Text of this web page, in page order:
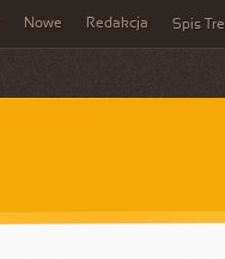
Nowe Redakcja Spis